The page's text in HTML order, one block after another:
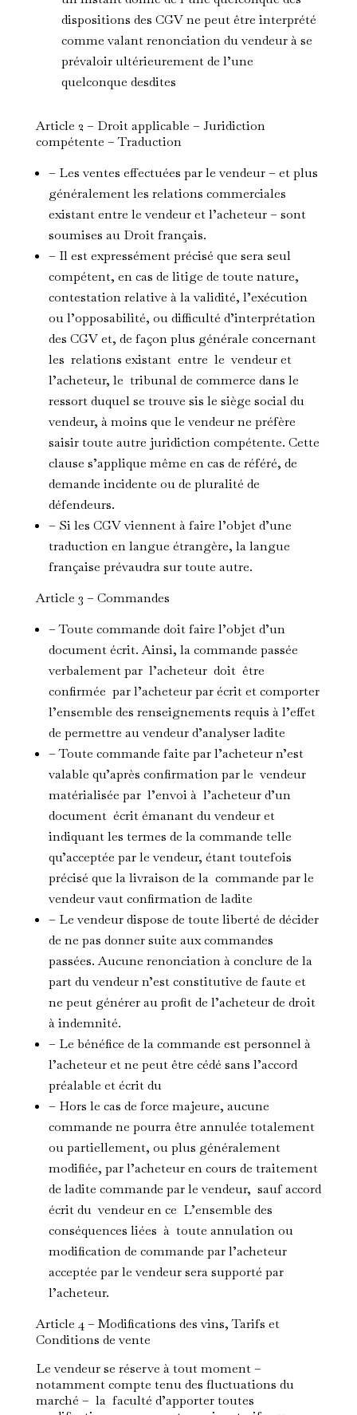
dispositions des CGV ne peut être interprété
comme valant renonciation du vendeur à se
prévaloir ultérieurement de l’une
quelconque desdites
Article 2 – Droit applicable – Juridiction
compétente – Traduction
– Les ventes effectuées par le vendeur – et plus
généralement les relations commerciales
existant entre le vendeur et l’acheteur – sont
soumises au Droit français.
– Il est expressément précisé que sera seul
compétent, en cas de litige de toute nature,
contestation relative à la validité, l’exécution
ou l’opposabilité, ou difficulté d’interprétation
des CGV et, de façon plus générale concernant
les relations existant entre le vendeur et
l’acheteur, le tribunal de commerce dans le
ressort duquel se trouve sis le siège social du
vendeur, à moins que le vendeur ne préfère
saisir toute autre juridiction compétente. Cette
clause s’applique même en cas de référé, de
demande incidente ou de pluralité de
défendeurs.
– Si les CGV viennent à faire l’objet d’une
traduction en langue étrangère, la langue
française prévaudra sur toute autre.
Article 3 – Commandes
– Toute commande doit faire l’objet d’un
document écrit. Ainsi, la commande passée
verbalement par l’acheteur doit être
confirmée par l’acheteur par écrit et comporter
l’ensemble des renseignements requis à l’effet
de permettre au vendeur d’analyser ladite
– Toute commande faite par l’acheteur n’est
valable qu’après confirmation par le vendeur
matérialisée par l’envoi à l’acheteur d’un
document écrit émanant du vendeur et
indiquant les termes de la commande telle
qu’acceptée par le vendeur, étant toutefois
précisé que la livraison de la commande par le
vendeur vaut confirmation de ladite
– Le vendeur dispose de toute liberté de décider
de ne pas donner suite aux commandes
passées. Aucune renonciation à conclure de la
part du vendeur n’est constitutive de faute et
ne peut générer au profit de l’acheteur de droit
à indemnité.
– Le bénéfice de la commande est personnel à
l’acheteur et ne peut être cédé sans l’accord
préalable et écrit du
– Hors le cas de force majeure, aucune
commande ne pourra être annulée totalement
ou partiellement, ou plus généralement
modifiée, par l’acheteur en cours de traitement
de ladite commande par le vendeur, sauf accord
écrit du vendeur en ce L’ensemble des
conséquences liées à toute annulation ou
modification de commande par l’acheteur
acceptée par le vendeur sera supporté par
l’acheteur.
Article 4 – Modifications des vins, Tarifs et
Conditions de vente
Le vendeur se réserve à tout moment –
notamment compte tenu des fluctuations du
marché – la faculté d’apporter toutes